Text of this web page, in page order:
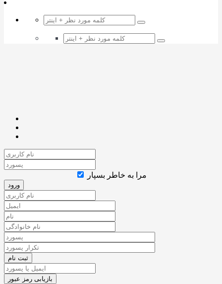
مرا به خاطر بسپار